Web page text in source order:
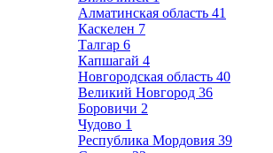
Алматинская область 41
Каскелен 7
Талгар 6
Капшагай 4
Новгородская область 40
Великий Новгород 36
Боровичи 2
Чудово 1
Республика Мордовия 39